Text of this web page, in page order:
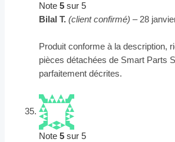
Note5 sur 5
Bilal T.(client confirmé) – 28
Produit conforme à la description,
pièces détachées de Smart Parts
parfaitement décrites.
Note5 sur 5